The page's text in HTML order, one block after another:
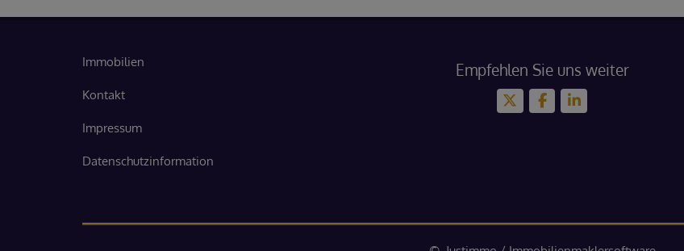
Immobilien
Kontakt
Impressum
Datenschutzinformation
Empfehlen Sie uns weiter